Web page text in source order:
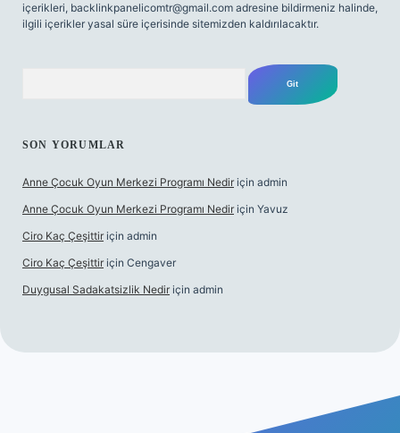
içerikleri, backlinkpanelicomtr@gmail.com adresine bildirmeniz halinde,
ilgili içerikler yasal süre içerisinde sitemizden kaldırılacaktır.
SON YORUMLAR
Anne Çocuk Oyun Merkezi Programı Nedir için admin
Anne Çocuk Oyun Merkezi Programı Nedir için Yavuz
Ciro Kaç Çeşittir için admin
Ciro Kaç Çeşittir için Cengaver
Duygusal Sadakatsizlik Nedir için admin